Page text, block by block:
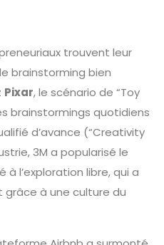
trouvent leur
brainstorming bien
Pixar, le scénario de “Toy
brainstormings quotidiens
d’avance (“Creativity
3M a popularisé le
à l’exploration libre, qui a
à une culture du